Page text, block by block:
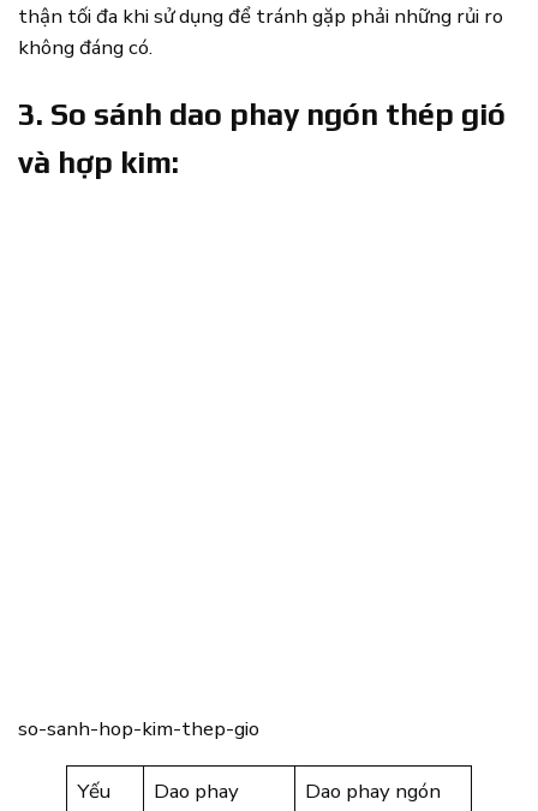
thận tối đa khi sử dụng để tránh gặp phải những rủi ro
không đáng có.
3. So sánh dao phay ngón thép gió
và hợp kim:
so-sanh-hop-kim-thep-gio
Yếu
Dao phay
Dao phay ngón